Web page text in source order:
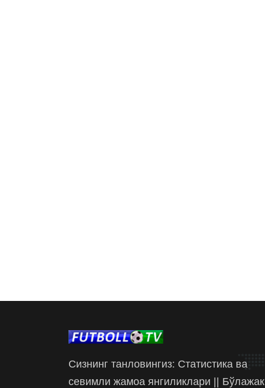
Сизнинг танловингиз: Статистика ва
севимли жамоа янгиликлари || Бўлажак